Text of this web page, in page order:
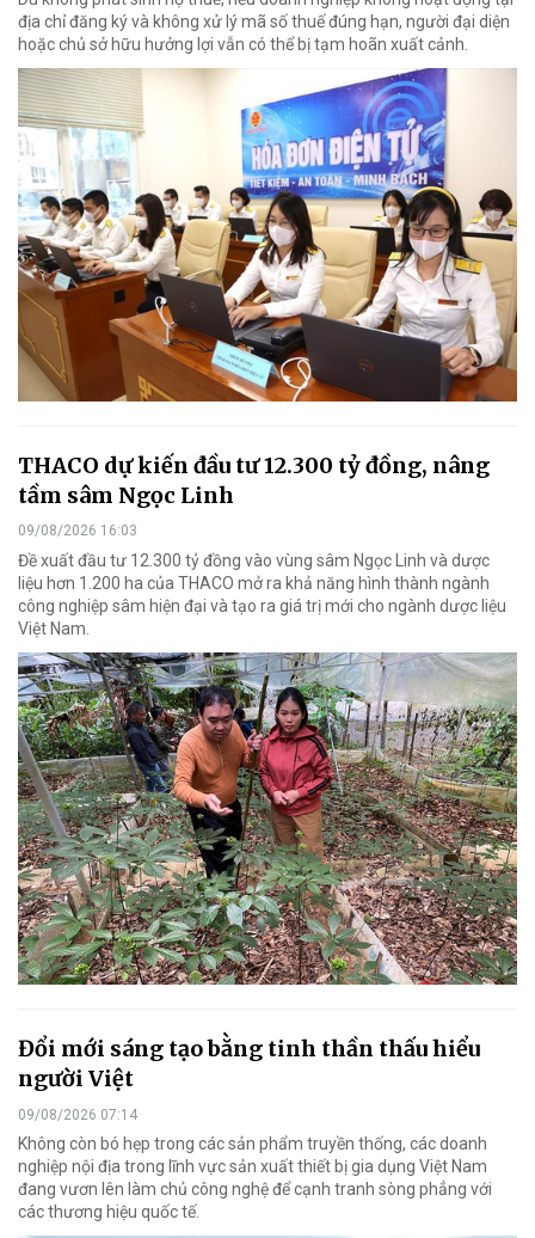
địa chỉ đăng ký và không xử lý mã số thuế đúng hạn, người đại diện
hoặc chủ sở hữu hưởng lợi vẫn có thể bị tạm hoãn xuất cảnh.
THACO dự kiến đầu tư 12.300 tỷ đồng, nâng
tầm sâm Ngọc Linh
09/08/2026 16:03
Đề xuất đầu tư 12.300 tỷ đồng vào vùng sâm Ngọc Linh và dược
liệu hơn 1.200 ha của THACO mở ra khả năng hình thành ngành
công nghiệp sâm hiện đại và tạo ra giá trị mới cho ngành dược liệu
Việt Nam.
Đổi mới sáng tạo bằng tinh thần thấu hiểu
người Việt
09/08/2026 07:14
Không còn bó hẹp trong các sản phẩm truyền thống, các doanh
nghiệp nội địa trong lĩnh vực sản xuất thiết bị gia dụng Việt Nam
đang vươn lên làm chủ công nghệ để cạnh tranh sòng phẳng với
các thương hiệu quốc tế.